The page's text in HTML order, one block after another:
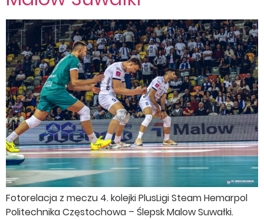
Fotorelacja z meczu 4. kolejki PlusLigi Steam Hemarpol
Politechnika Częstochowa – Ślepsk Malow Suwałki.